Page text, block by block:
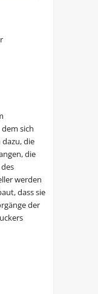
sich
die
die
werden
dass sie
der